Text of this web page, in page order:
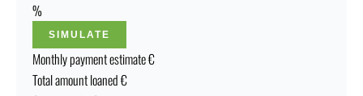
%
SIMULATE
Monthly payment estimate€
Total amount loaned€